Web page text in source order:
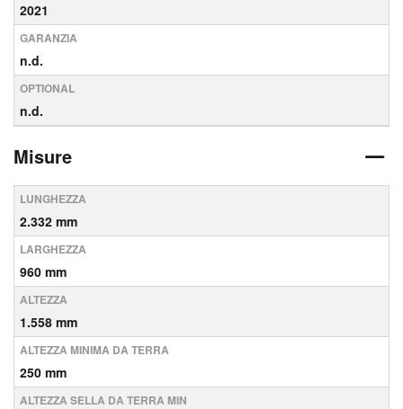
2021
GARANZIA
n.d.
OPTIONAL
n.d.
Misure
LUNGHEZZA
2.332 mm
LARGHEZZA
960 mm
ALTEZZA
1.558 mm
ALTEZZA MINIMA DA TERRA
250 mm
ALTEZZA SELLA DA TERRA MIN